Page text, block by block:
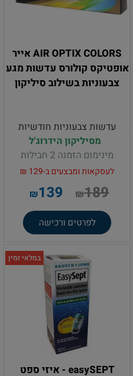
AIR OPTIX COLORS אייר
אופטיקס קולורס עדשות מגע
צבעוניות בשילוב סיליקון
עדשות צבעוניות חודשיות
מסיליקון הידרוג'ל
מינימום הזמנה 2 חבילות
לעסקאות ומבצעים ב-129 ₪
₪189
₪139
לפרטים ורכישה
במלאי זמין
easySEPT - איזי ספט